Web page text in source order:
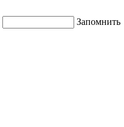
Запомнить